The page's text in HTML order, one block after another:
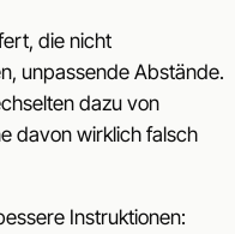
die nicht
unpassende Abstände.
dazu von
davon wirklich falsch
Instruktionen: